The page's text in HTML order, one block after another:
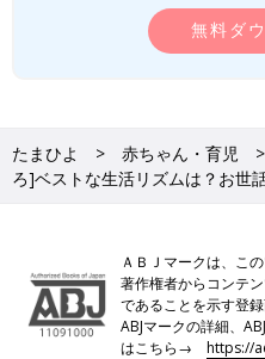
無料ダ
たまひよ 赤ちゃん・育児
ろ]ベストな生活リズムは？お世
ＡＢＪマークは、こ
著作権者からコンテ
であることを示す登
ABJマークの詳細、
はこちら→https://